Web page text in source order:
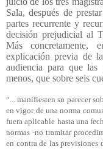
Sala, después de
partes recurrente y
decisión prejudicial al
Más concretamente,
explicación previa de
audiencia para que las
menos, que sobre seis
“... manifiesten su parecer
en vigor de una norma
fuera aplicable hasta una
normas -no tramitar
en contra de las previsiones